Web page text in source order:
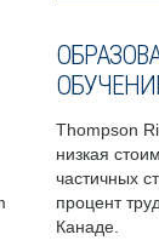
Thompson
низкая
частичных
процент
Канаде.